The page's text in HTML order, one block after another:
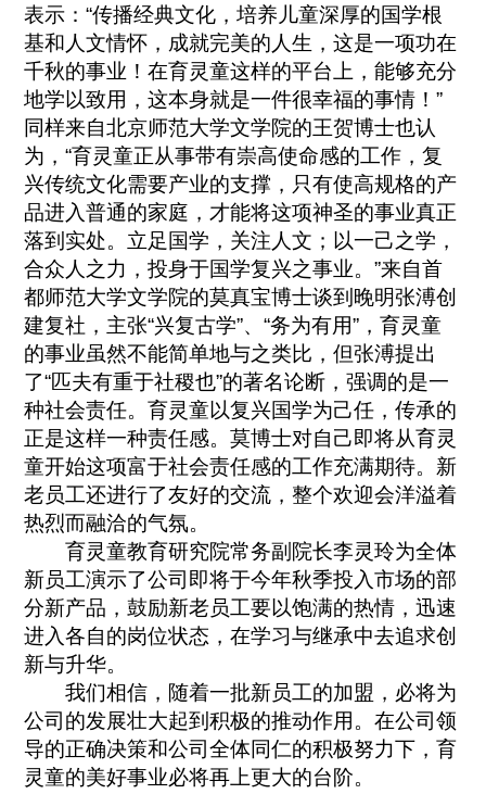
表示：“传播经典文化，培养儿童深厚的国学根
基和人文情怀，成就完美的人生，这是一项功在
千秋的事业！在育灵童这样的平台上，能够充分
地学以致用，这本身就是一件很幸福的事情！”
同样来自北京师范大学文学院的王贺博士也认
为，“育灵童正从事带有崇高使命感的工作，复
兴传统文化需要产业的支撑，只有使高规格的产
品进入普通的家庭，才能将这项神圣的事业真正
落到实处。立足国学，关注人文；以一己之学，
合众人之力，投身于国学复兴之事业。”来自首
都师范大学文学院的莫真宝博士谈到晚明张溥创
建复社，主张“兴复古学”、“务为有用”，育灵童
的事业虽然不能简单地与之类比，但张溥提出
了“匹夫有重于社稷也”的著名论断，强调的是一
种社会责任。育灵童以复兴国学为己任，传承的
正是这样一种责任感。莫博士对自己即将从育灵
童开始这项富于社会责任感的工作充满期待。新
老员工还进行了友好的交流，整个欢迎会洋溢着
热烈而融洽的气氛。
育灵童教育研究院常务副院长李灵玲为全体
新员工演示了公司即将于今年秋季投入市场的部
分新产品，鼓励新老员工要以饱满的热情，迅速
进入各自的岗位状态，在学习与继承中去追求创
新与升华。
我们相信，随着一批新员工的加盟，必将为
公司的发展壮大起到积极的推动作用。在公司领
导的正确决策和公司全体同仁的积极努力下，育
灵童的美好事业必将再上更大的台阶。